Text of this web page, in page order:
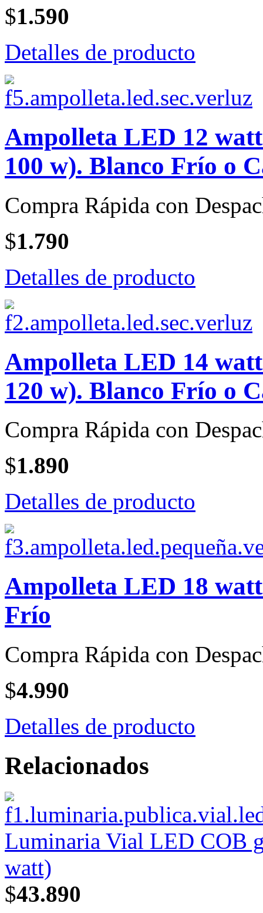
$1.590
Detalles de producto
Ampolleta LED 12
100 w). Blanco Frío o
Compra Rápida con
$1.790
Detalles de producto
Ampolleta LED 14
120 w). Blanco Frío o
Compra Rápida con
$1.890
Detalles de producto
Ampolleta LED 18
Frío
Compra Rápida con
$4.990
Detalles de producto
Relacionados
Luminaria Vial LED COB
watt)
$43.890